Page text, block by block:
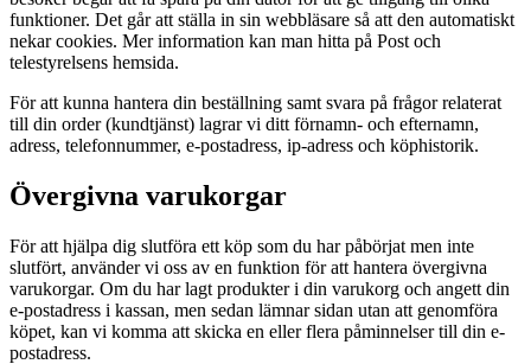
funktioner. Det går att ställa in sin webbläsare så att den automatiskt
nekar cookies. Mer information kan man hitta på Post och
telestyrelsens hemsida.
För att kunna hantera din beställning samt svara på frågor relaterat
till din order (kundtjänst) lagrar vi ditt förnamn- och efternamn,
adress, telefonnummer, e-postadress, ip-adress och köphistorik.
Övergivna varukorgar
För att hjälpa dig slutföra ett köp som du har påbörjat men inte
slutfört, använder vi oss av en funktion för att hantera övergivna
varukorgar. Om du har lagt produkter i din varukorg och angett din
e-postadress i kassan, men sedan lämnar sidan utan att genomföra
köpet, kan vi komma att skicka en eller flera påminnelser till din e-
postadress.